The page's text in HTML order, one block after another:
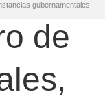
gubernamentales
de